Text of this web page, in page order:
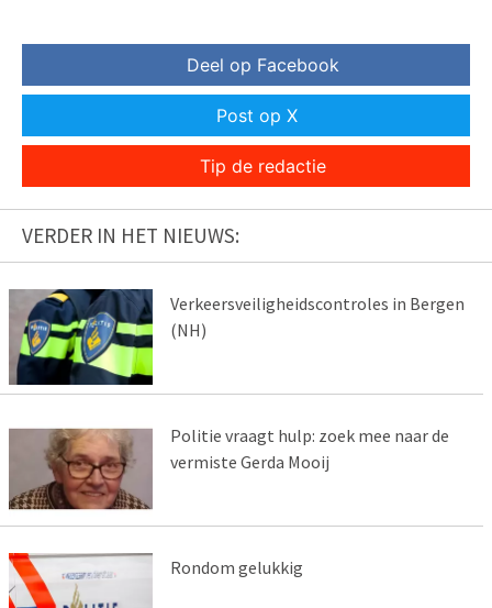
Deel op Facebook
Post op X
Tip de redactie
VERDER IN HET NIEUWS:
Verkeersveiligheidscontroles in Bergen
(NH)
Politie vraagt hulp: zoek mee naar de
vermiste Gerda Mooij
Rondom gelukkig